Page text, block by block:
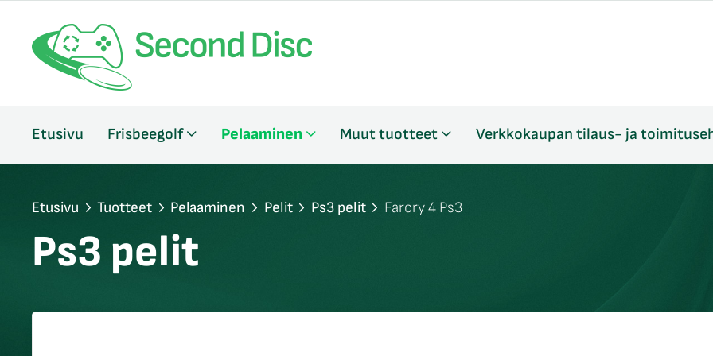
Etusivu Frisbeegolf Pelaaminen Muut tuotteet Verkkokaupan tilaus- ja
Etusivu Tuotteet Pelaaminen Pelit Ps3 pelit Farcry 4 Ps3
Ps3 pelit
sulje
sulje
sulje